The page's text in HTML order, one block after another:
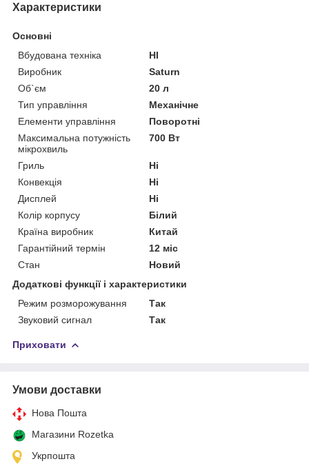
Характеристики
Основні
Вбудована техніка
НІ
Виробник
Saturn
Об`єм
20 л
Тип управління
Механічне
Елементи управління
Поворотні
Максимальна потужність
мікрохвиль
700 Вт
Гриль
Ні
Конвекція
Ні
Дисплей
Ні
Колір корпусу
Білий
Країна виробник
Китай
Гарантійний термін
12 міс
Стан
Новий
Додаткові функції і характеристики
Режим розморожування
Так
Звуковий сигнал
Так
Приховати
Умови доставки
Нова Пошта
Магазини Rozetka
Укрпошта